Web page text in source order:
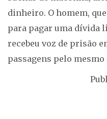
dinheiro. O homem,
para pagar uma dívida
recebeu voz de prisão
passagens pelo